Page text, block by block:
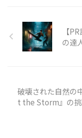
【
の達
破壊された自然の
t the Storm』の